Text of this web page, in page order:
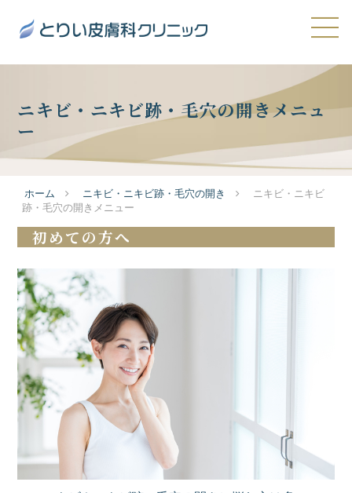
ニキビ・ニキビ跡・毛穴の開きメニュ
ー
ホーム ニキビ・ニキビ跡・毛穴の開き
ニキビ・ニキビ
跡・毛穴の開きメニュー
初めての方へ